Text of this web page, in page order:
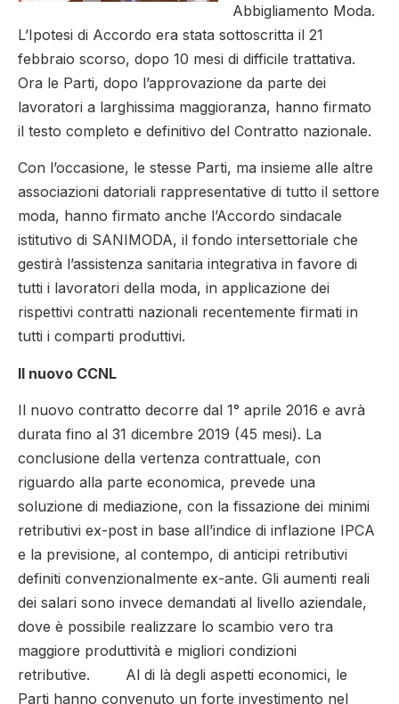
Abbigliamento Moda.
L’Ipotesi di Accordo era stata sottoscritta il 21
febbraio scorso, dopo 10 mesi di difficile trattativa.
Ora le Parti, dopo l’approvazione da parte dei
lavoratori a larghissima maggioranza, hanno firmato
il testo completo e definitivo del Contratto nazionale.
Con l’occasione, le stesse Parti, ma insieme alle altre
associazioni datoriali rappresentative di tutto il settore
moda, hanno firmato anche l’Accordo sindacale
istitutivo di SANIMODA, il fondo intersettoriale che
gestirà l’assistenza sanitaria integrativa in favore di
tutti i lavoratori della moda, in applicazione dei
rispettivi contratti nazionali recentemente firmati in
tutti i comparti produttivi.
Il nuovo CCNL
Il nuovo contratto decorre dal 1° aprile 2016 e avrà
durata fino al 31 dicembre 2019 (45 mesi). La
conclusione della vertenza contrattuale, con
riguardo alla parte economica, prevede una
soluzione di mediazione, con la fissazione dei minimi
retributivi ex-post in base all’indice di inflazione IPCA
e la previsione, al contempo, di anticipi retributivi
definiti convenzionalmente ex-ante. Gli aumenti reali
dei salari sono invece demandati al livello aziendale,
dove è possibile realizzare lo scambio vero tra
maggiore produttività e migliori condizioni
retributive. Al di là degli aspetti economici, le
Parti hanno convenuto un forte investimento nel